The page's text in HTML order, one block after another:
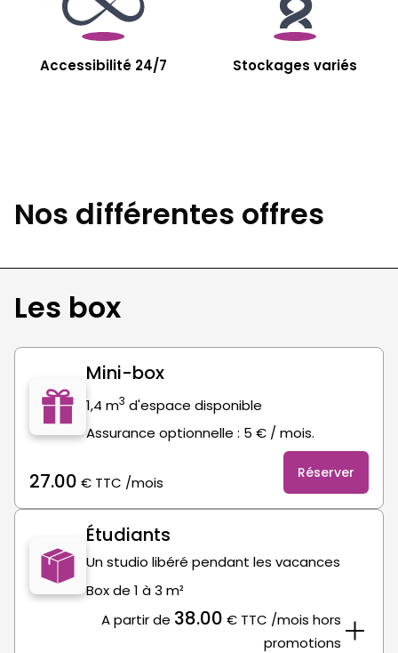
Accessibilité 24/7 Stockages variés
Nos différentes offres
Les box
Mini-box
1,4 m3 d'espace disponible
Assurance optionnelle : 5 € / mois.
27.00 € TTC /mois
Réserver
Étudiants
Un studio libéré pendant les vacances
Box de 1 à 3 m²
A partir de 38.00 € TTC /mois hors
promotions